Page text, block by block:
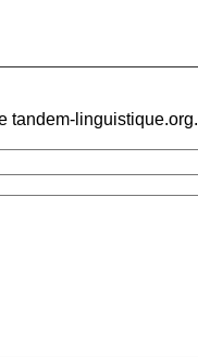
tandem-linguistique.org.